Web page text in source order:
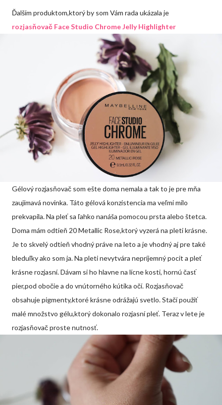
Ďalším produktom,ktorý by som Vám rada ukázala je
rozjasňovač Face Studio Chrome Jelly Highlighter
Gélový rozjasňovač som ešte doma nemala a tak to je pre mňa
zaujímavá novinka. Táto gélová konzistencia ma veľmi milo
prekvapila. Na pleť sa ľahko nanáša pomocou prsta alebo štetca.
Doma mám odtieň 20 Metallic Rose,ktorý vyzerá na pleti krásne.
Je to skvelý odtieň vhodný práve na leto a je vhodný aj pre také
bleduľky ako som ja. Na pleti nevytvára nepríjemný pocit a pleť
krásne rozjasní. Dávam si ho hlavne na lícne kosti, hornú časť
pier,pod obočie a do vnútorného kútika očí. Rozjasňovač
obsahuje pigmenty,ktoré krásne odrážajú svetlo. Stačí použiť
malé množstvo gélu,ktorý dokonalo rozjasní pleť. Teraz v lete je
rozjasňovač proste nutnosť.